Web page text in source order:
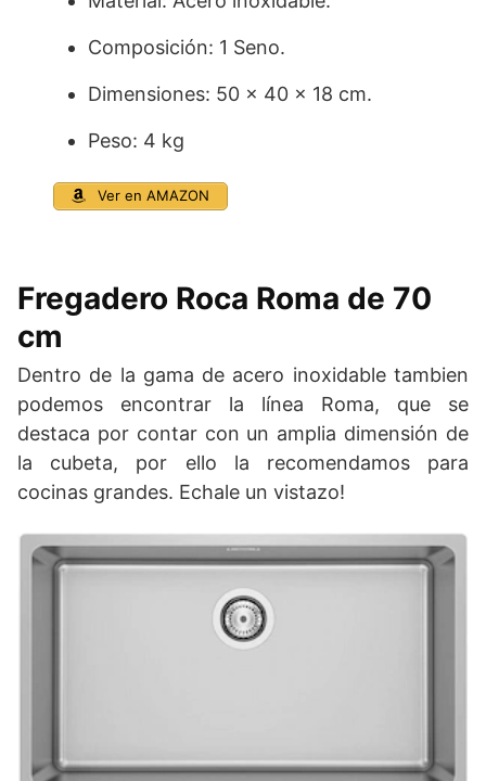
Composición: 1 Seno.
Dimensiones: 50 x 40 x 18 cm.
Peso: 4 kg
Ver en AMAZON
Fregadero Roca Roma de 70
cm
Dentro de la gama de acero inoxidable tambien
podemos encontrar la línea Roma, que se
destaca por contar con un amplia dimensión de
la cubeta, por ello la recomendamos para
cocinas grandes. Echale un vistazo!